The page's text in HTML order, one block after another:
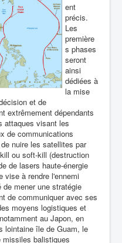
ent
précis.
Les
première
s phases
seront
ainsi
dédiées à
la mise
et de
extrêmement dépendants
attaques visant les
de communications
nuire les satellites par
ou soft-kill (destruction
de lasers haute-énergie
vise à rendre l'ennemi
mener une stratégie
de communiquer avec ses
moyens logistiques et
au Japon, en
lointaine île de Guam, le
missiles balistiques